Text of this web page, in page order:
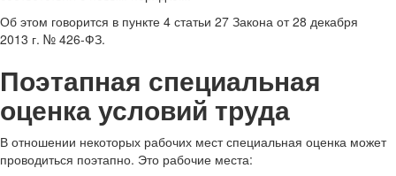
Об этом говорится в пункте 4 статьи 27 Закона от 28 декабря
2013 г. № 426-ФЗ.
Поэтапная специальная
оценка условий труда
В отношении некоторых рабочих мест специальная оценка может
проводиться поэтапно. Это рабочие места: